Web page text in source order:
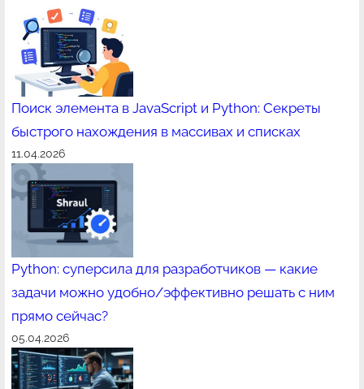
Поиск элемента в JavaScript и Python: Секреты
быстрого нахождения в массивах и списках
11.04.2026
Python: суперсила для разработчиков — какие
задачи можно удобно/эффективно решать с ним
прямо сейчас?
05.04.2026